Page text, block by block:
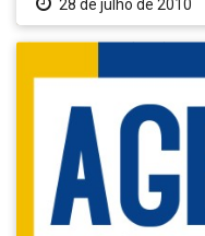
28 de julho de 2010